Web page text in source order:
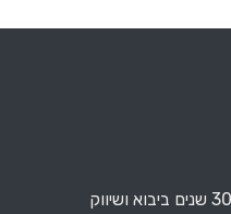
מיס ציוד למטבחים עוסקת מעל ל- 30 שנים ביבוא ושיווק